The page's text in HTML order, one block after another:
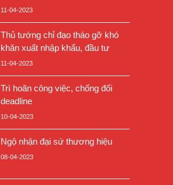
11-04-2023
Thủ tướng chỉ đạo tháo gỡ khó
khăn xuất nhập khẩu, đầu tư
11-04-2023
Trì hoãn công việc, chống đối
deadline
10-04-2023
Ngộ nhận đại sứ thương hiệu
08-04-2023